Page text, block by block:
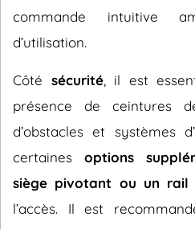
commande intuitive
d’utilisation.
Côté sécurité, il est
présence de ceintures
d’obstacles et systèmes
certaines options
siège pivotant ou un rail
l’accès. Il est